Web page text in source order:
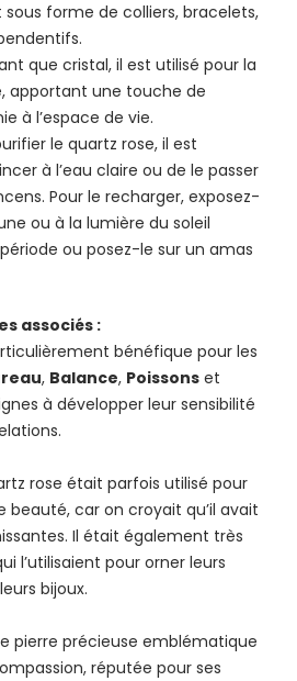
forme de colliers, bracelets,
que cristal, il est utilisé pour la
apportant une touche de
à l’espace de vie.
le quartz rose, il est
à l’eau claire ou de le passer
Pour le recharger, exposez-
ou à la lumière du soleil
ou posez-le sur un amas
associés :
bénéfique pour les
, Balance, Poissons et
à développer leur sensibilité
rose était parfois utilisé pour
beauté, car on croyait qu’il avait
Il était également très
l’utilisaient pour orner leurs
bijoux.
pierre précieuse emblématique
réputée pour ses